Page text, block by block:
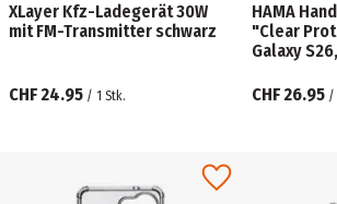
XLayer Kfz-Ladegerät 30W
mit FM-Transmitter schwarz
CHF 24.95 / 1 Stk.
HAMA
"Clear
Galaxy
CHF 26.95 /